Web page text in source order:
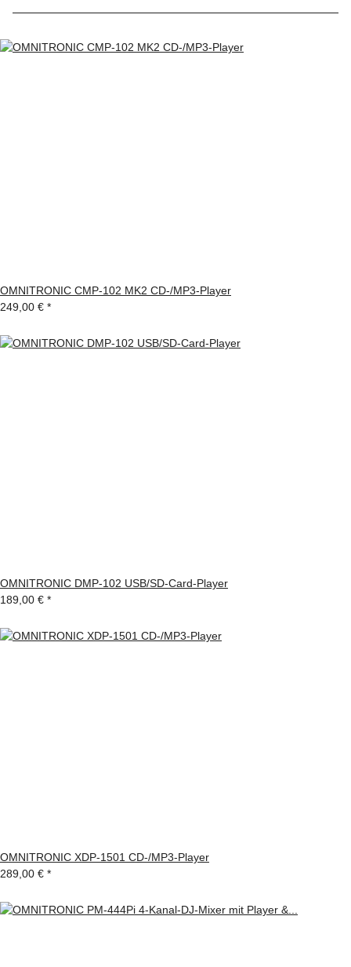
OMNITRONIC CMP-102 MK2 CD-/MP3-Player
249,00 € *
OMNITRONIC DMP-102 USB/SD-Card-Player
189,00 € *
OMNITRONIC XDP-1501 CD-/MP3-Player
289,00 € *